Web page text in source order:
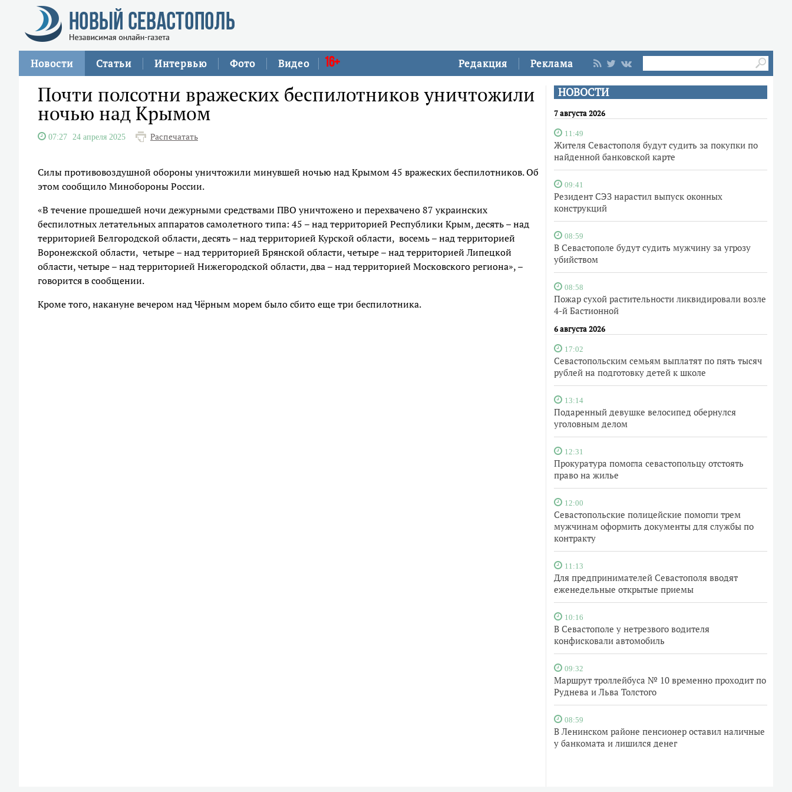
Редакция Реклама
Новости Статьи Интервью Фото Видео 16+
НОВОСТИ
7 августа 2026
11:49
Жителя Севастополя будут судить за покупки по
найденной банковской карте
09:41
Резидент СЭЗ нарастил выпуск оконных
конструкций
08:59
В Севастополе будут судить мужчину за угрозу
убийством
08:58
Пожар сухой растительности ликвидировали возле
4-й Бастионной
6 августа 2026
17:02
Севастопольским семьям выплатят по пять тысяч
рублей на подготовку детей к школе
13:14
Подаренный девушке велосипед обернулся
уголовным делом
12:31
Прокуратура помогла севастопольцу отстоять
право на жилье
12:00
Севастопольские полицейские помогли трем
мужчинам оформить документы для службы по
контракту
11:13
Для предпринимателей Севастополя вводят
еженедельные открытые приемы
10:16
В Севастополе у нетрезвого водителя
конфисковали автомобиль
09:32
Маршрут троллейбуса № 10 временно проходит по
Руднева и Льва Толстого
08:59
В Ленинском районе пенсионер оставил наличные
у банкомата и лишился денег
Почти полсотни вражеских беспилотников уничтожили
ночью над Крымом
07:27 24 апреля 2025 Распечатать
Силы противовоздушной обороны уничтожили минувшей ночью над Крымом 45 вражеских беспилотников. Об
этом сообщило Минобороны России.
«В течение прошедшей ночи дежурными средствами ПВО уничтожено и перехвачено 87 украинских
беспилотных летательных аппаратов самолетного типа: 45 – над территорией Республики Крым, десять – над
территорией Белгородской области, десять – над территорией Курской области, восемь – над территорией
Воронежской области, четыре – над территорией Брянской области, четыре – над территорией Липецкой
области, четыре – над территорией Нижегородской области, два – над территорией Московского региона», –
говорится в сообщении.
Кроме того, накануне вечером над Чёрным морем было сбито еще три беспилотника.